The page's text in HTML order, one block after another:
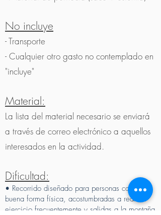
No incluye
- Transporte
- Cualquier otro gasto no contemplado en
"incluye"
Material:
La lista del material necesario se enviará
a través de correo electrónico a aquellos
interesados en la actividad.
Dificultad:
• Recorrido diseñado para personas con una
buena forma física, acostumbradas a realizar
ejercicio frecuentemente y salidas a la montaña